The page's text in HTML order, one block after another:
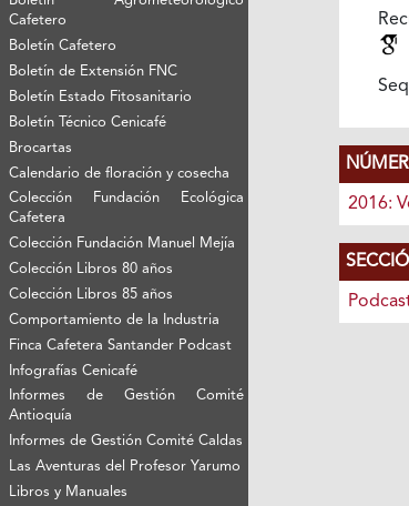
Cafetero
Boletín Cafetero
Boletín de Extensión FNC
Boletín Estado Fitosanitario
Boletín Técnico Cenicafé
Brocartas
Calendario de floración y cosecha
Colección Fundación Ecológica
Cafetera
Colección Fundación Manuel Mejía
Colección Libros 80 años
Colección Libros 85 años
Comportamiento de la Industria
Finca Cafetera Santander Podcast
Infografías Cenicafé
Informes de Gestión Comité
Antioquía
Informes de Gestión Comité Caldas
Las Aventuras del Profesor Yarumo
Libros y Manuales
2016: